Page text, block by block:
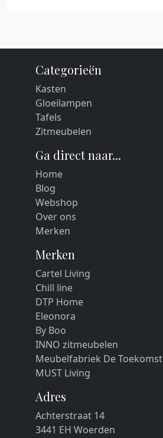
Categorieën
Kasten
Gloeilampen
Tafels
Zitmeubelen
Ga direct naar...
Home
Blog
Webshop
Over ons
Merken
Merken
Cartel Living
Chill line
DTP Home
Eleonora
By Boo
INNO zitmeubelen
Meubelfabriek De Toekomst
MUST Living
Adres
Achterstraat 14
3441 EH Woerden